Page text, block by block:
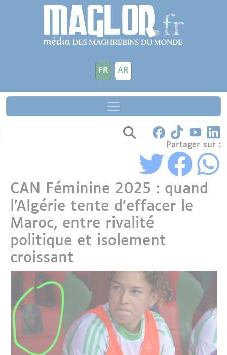
Aller au contenu principal
FR AR
Partager sur :
CAN Féminine 2025 : quand
l’Algérie tente d’effacer le
Maroc, entre rivalité
politique et isolement
croissant
Panneau de gestion des cookies